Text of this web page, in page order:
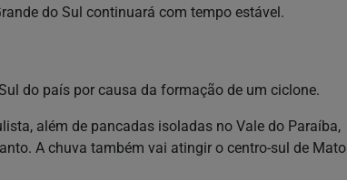
do Sul continuará com tempo estável.
do país por causa da formação de um ciclone.
além de pancadas isoladas no Vale do Paraíba,
A chuva também vai atingir o centro-sul de Mato